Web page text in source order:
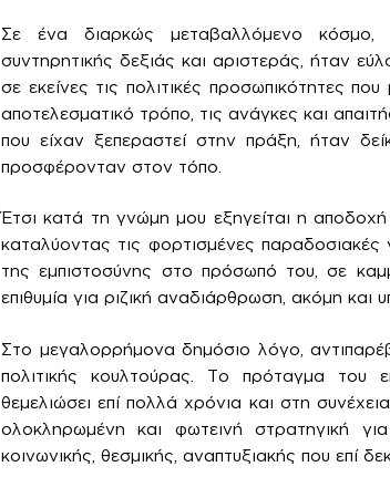
Σε ένα διαρκώς μεταβαλλόμενο κόσμο, η
συντηρητικής δεξιάς και αριστεράς, ήταν
σε εκείνες τις πολιτικές προσωπικότητες
αποτελεσματικό τρόπο, τις ανάγκες και
που είχαν ξεπεραστεί στην πράξη, ήταν
προσφέρονταν στον τόπο.
Έτσι κατά τη γνώμη μου εξηγείται η
καταλύοντας τις φορτισμένες
της εμπιστοσύνης στο πρόσωπό του, σε
επιθυμία για ριζική αναδιάρθρωση, ακόμη και
Στο μεγαλορρήμονα δημόσιο λόγο,
πολιτικής κουλτούρας. Το πρόταγμα του
θεμελιώσει επί πολλά χρόνια και στη
ολοκληρωμένη και φωτεινή στρατηγική
κοινωνικής, θεσμικής, αναπτυξιακής που επί